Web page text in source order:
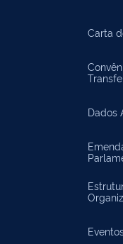
Carta
Dados